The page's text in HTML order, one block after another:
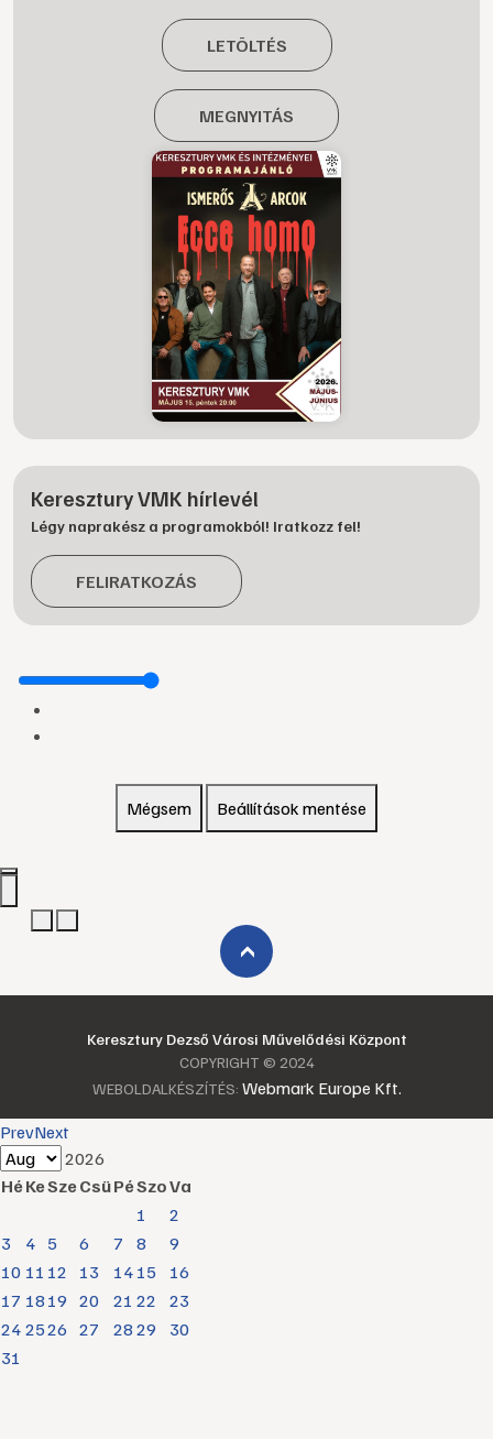
LETÖLTÉS
MEGNYITÁS
Keresztury VMK hírlevél
Légy naprakész a programokból! Iratkozz fel!
FELIRATKOZÁS
Mégsem Beállítások mentése
›
Keresztury Dezső Városi Művelődési Központ
COPYRIGHT © 2024
WEBOLDALKÉSZÍTÉS: Webmark Europe Kft.
PrevNext
2026
HéKeSzeCsüPéSzoVa
1
2
3
4 5 6 7 8
9
10 11 12 13 14 15
16
17 18 19 20 21 22
23
24 2526 27 28 29
30
31